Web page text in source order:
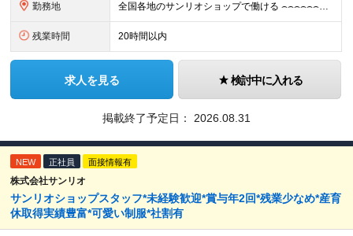
勤務地 全国各地のサンリオショップで働ける ⌢⌢⌢⌢⌢⌢⌢⌢⌢⌢⌢⌢⌢⌢⌢⌢⌢⌢・.☆ ★詳細の勤務地はご本人の希望と面接を通じて決定いたします。 【募集エリア】 関東・関西（大阪・京都）・中部・九州 ※
残業時間 20時間以内
求人を見る 検討中に入れる
掲載終了予定日： 2026.08.31
NEW 正社員 面接情報有
株式会社サンリオ
サンリオショップスタッフ*未経験歓迎*賞与年2回*残業少なめ*産育
休取得実績豊富*可愛い制服*社割有